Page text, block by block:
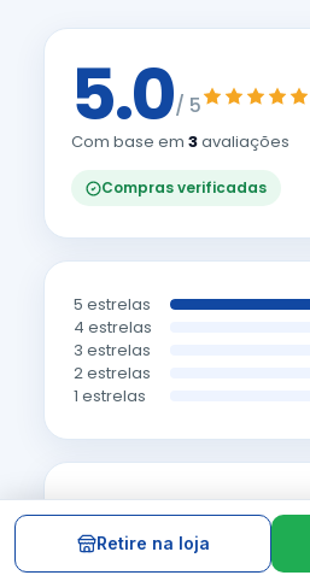
5.0/ 5
Com base em 3avaliações
Compras verificadas
5 estrelas
4 estrelas
3 estrelas
2 estrelas
1 estrelas
100%dos clientes
este produto
Retire na loja